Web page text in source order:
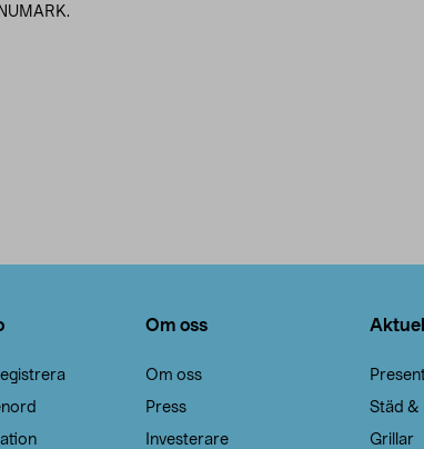
Om oss
Om oss
Press
Investerare
Städ &
Grillar